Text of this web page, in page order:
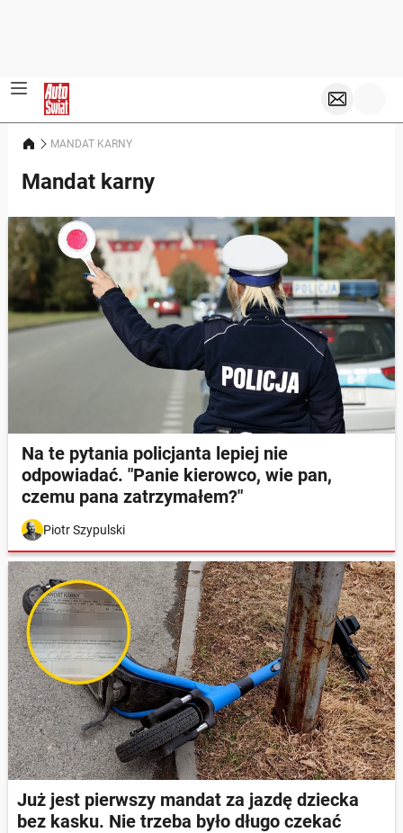
MANDAT KARNY
Mandat karny
Na te pytania policjanta lepiej nie
odpowiadać. "Panie kierowco, wie pan,
czemu pana zatrzymałem?"
Piotr Szypulski
Już jest pierwszy mandat za jazdę dziecka
bez kasku. Nie trzeba było długo czekać